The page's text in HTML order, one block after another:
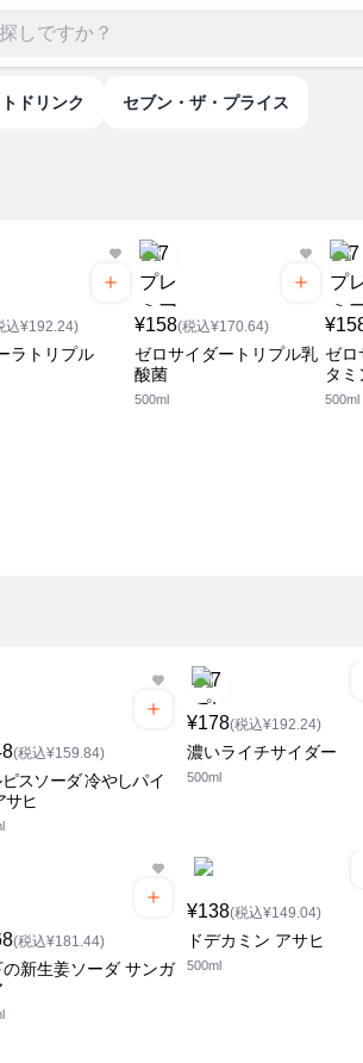
トドリンク セブン・ザ・プライス
込¥192.24)
ラトリプル
¥158(税込¥170.64)
ゼロサイダートリプル乳
酸菌
500ml
ゼロ
タミ
500ml
(税込¥159.84)
スソーダ 冷やしパイ
サヒ
¥178(税込¥192.24)
濃いライチサイダー
500ml
(税込¥181.44)
の新生姜ソーダ サンガ
¥138(税込¥149.04)
ドデカミン アサヒ
500ml